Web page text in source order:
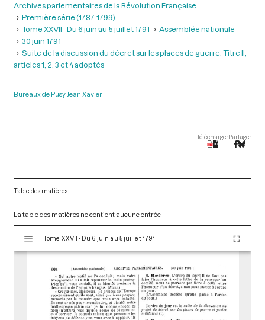
Archives parlementaires de la Révolution Française
Première série (1787-1799)
Tome XXVII - Du 6 juin au 5 juillet 1791
Assemblée nationale
30 juin 1791
Suite de la discussion du décret sur les places de guerre. Titre II,
articles 1, 2, 3 et 4 adoptés
Bureaux de Pusy Jean Xavier
TéléchargerPartager
Table des matières
La table des matières ne contient aucune entrée.
s
Tome XXVII - Du 6 juin au 5 juillet 1791